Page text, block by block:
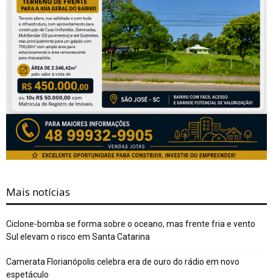
Mais notícias
Ciclone-bomba se forma sobre o oceano, mas frente fria e vento
Sul elevam o risco em Santa Catarina
Camerata Florianópolis celebra era de ouro do rádio em novo
espetáculo